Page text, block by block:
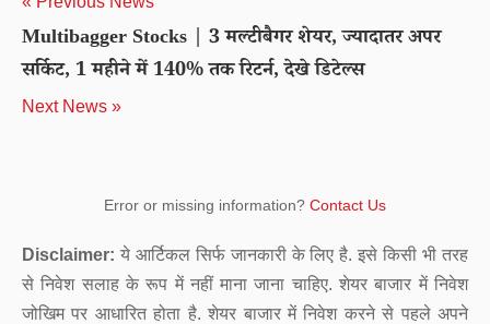
Multibagger Stocks | 3 मल्टीबैगर शेयर, ज्यादातर अपर
सर्किट, 1 महीने में 140% तक रिटर्न, देखे डिटेल्स
Next News »
Error or missing information? Contact Us
Disclaimer: ये आर्टिकल सिर्फ जानकारी के लिए है. इसे किसी भी तरह
से निवेश सलाह के रूप में नहीं माना जाना चाहिए. शेयर बाजार में निवेश
जोखिम पर आधारित होता है. शेयर बाजार में निवेश करने से पहले अपने